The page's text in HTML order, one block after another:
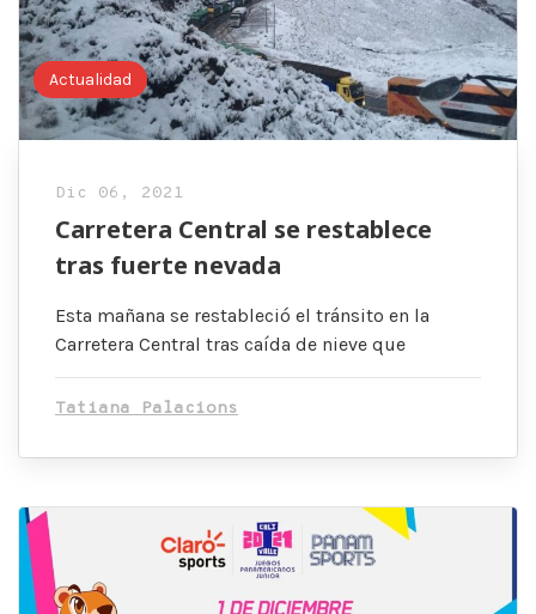
Actualidad
Dic 06, 2021
Carretera Central se restablece
tras fuerte nevada
Esta mañana se restableció el tránsito en la
Carretera Central tras caída de nieve que
Tatiana Palacions